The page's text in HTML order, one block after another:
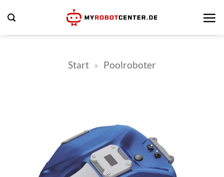
Inhalt
springen
Start » Poolroboter